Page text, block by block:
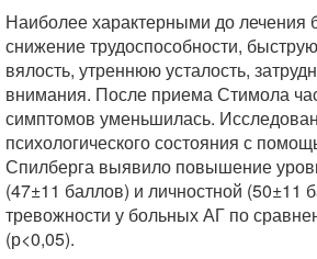
Наиболее характерными до
снижение трудоспособности,
вялость, утреннюю усталость,
внимания. После приема Стимола
симптомов уменьшилась.
психологического состояния с
Спилберга выявило повышение
(47±11 баллов) и личностной (50±11
тревожности у больных АГ по
(р<0,05).